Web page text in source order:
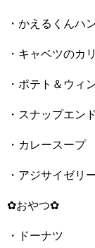
・かえるくんハ
・キャベツのカ
・ポテト＆ウィ
・スナップエン
・カレースープ
・アジサイゼリ
✿おやつ✿
・ドーナツ